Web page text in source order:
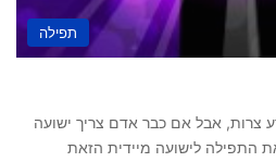
תפילה
צרות, אבל אם כבר אדם צריך ישועה
התפילה לישועה מיידית הזאת